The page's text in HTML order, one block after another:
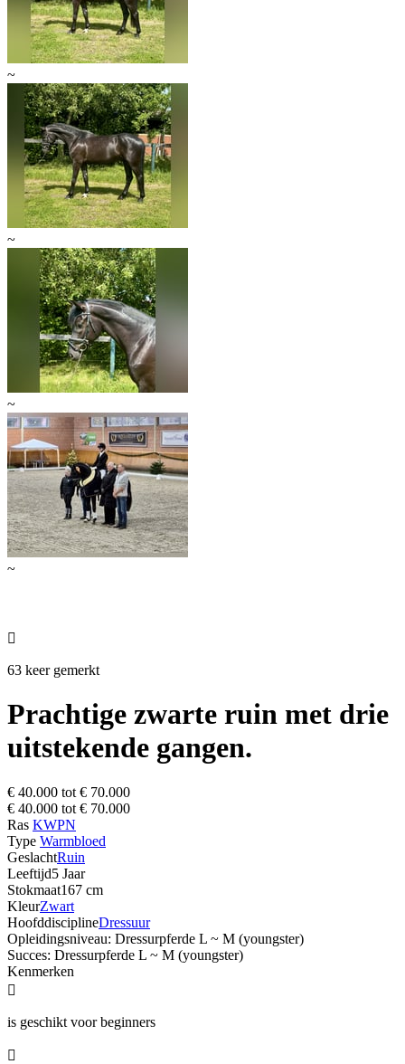
~
~
~
~

63 keer gemerkt
Prachtige zwarte ruin met drie
uitstekende gangen.
€ 40.000 tot € 70.000
€ 40.000 tot € 70.000
Ras KWPN
Type Warmbloed
GeslachtRuin
Leeftijd5 Jaar
Stokmaat167 cm
KleurZwart
HoofddisciplineDressuur
Opleidingsniveau: Dressurpferde L ~ M (youngster)
Succes: Dressurpferde L ~ M (youngster)
Kenmerken

is geschikt voor beginners
